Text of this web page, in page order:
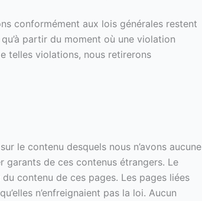
conformément aux lois générales restent
partir du moment où une violation
telles violations, nous retirerons
le contenu desquels nous n’avons aucune
garants de ces contenus étrangers. Le
contenu de ces pages. Les pages liées
n’enfreignaient pas la loi. Aucun